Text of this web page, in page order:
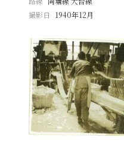
撮影日
1940年12月